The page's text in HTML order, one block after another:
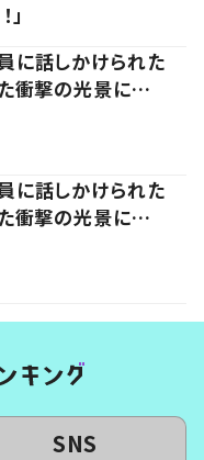
」
話しかけられた
た衝撃の光景に…
話しかけられた
た衝撃の光景に…
SNS